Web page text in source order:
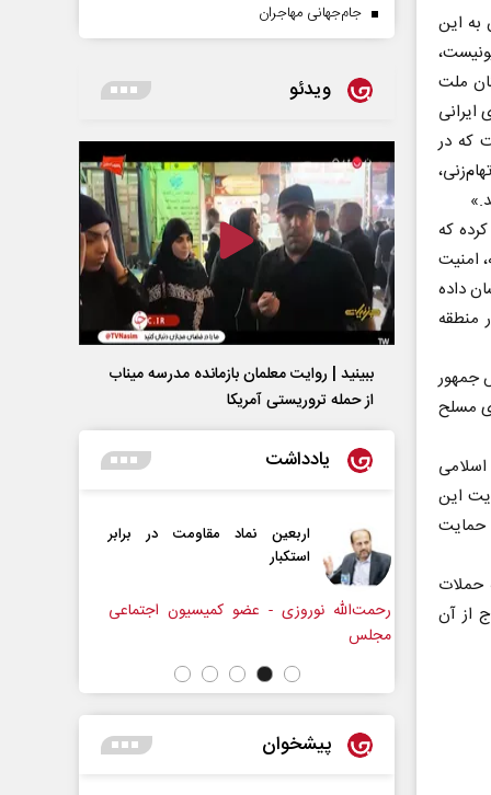
به این
ملت
که در
که
امنیت
داده
منطقه
جمهور
مسلح
این
حمایت
حملات
از آن
جام‌جهانی مهاجران
ویدئو
ببینید | روایت معلمان بازمانده مدرسه میناب
از حمله تروریستی آمریکا
یادداشت
مقاومت در برابر
کمیسیون اجتماعی
از باتلاق انرژی تا بن‌بست ترامپ
رضا سپهوند - سخنگوی کمیسیون انرژی مجلس
پیشخوان